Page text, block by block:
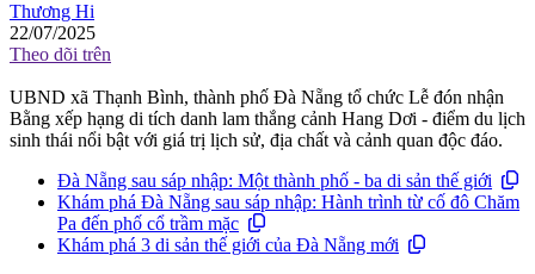
Thương Hi
22/07/2025
Theo dõi trên
UBND xã Thạnh Bình, thành phố Đà Nẵng tổ chức Lễ đón nhận
Bằng xếp hạng di tích danh lam thắng cảnh Hang Dơi - điểm du lịch
sinh thái nổi bật với giá trị lịch sử, địa chất và cảnh quan độc đáo.
Đà Nẵng sau sáp nhập: Một thành phố - ba di sản thế giới
Khám phá Đà Nẵng sau sáp nhập: Hành trình từ cố đô Chăm
Pa đến phố cổ trầm mặc
Khám phá 3 di sản thế giới của Đà Nẵng mới